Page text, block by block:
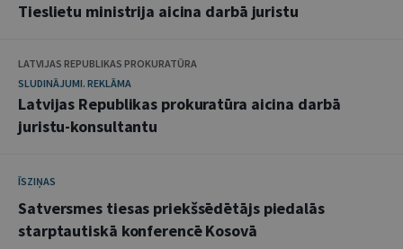
Tieslietu ministrija aicina darbā juristu
LATVIJAS REPUBLIKAS PROKURATŪRA
SLUDINĀJUMI. REKLĀMA
Latvijas Republikas prokuratūra aicina darbā
juristu-konsultantu
ĪSZIŅAS
Satversmes tiesas priekšsēdētājs piedalās
starptautiskā konferencē Kosovā